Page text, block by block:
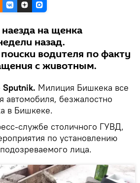
на щенка
назад.
водителя по факту
с животным.
Милиция Бишкека все
автомобиля, безжалостно
в Бишкеке.
службе столичного ГУВД,
по установлению
лица.